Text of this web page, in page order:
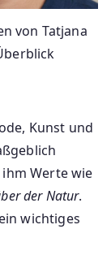
von Tatjana
Kunst und
Werte wie
der Natur.
wichtiges